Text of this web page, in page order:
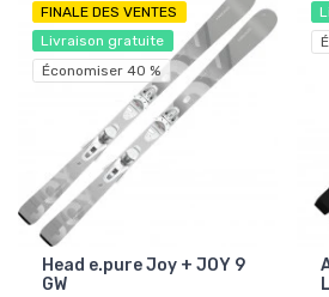
FINALE DES VENTES
Livraison gratuite
Économiser 40 %
Head e.pure Joy + JOY 9
GW